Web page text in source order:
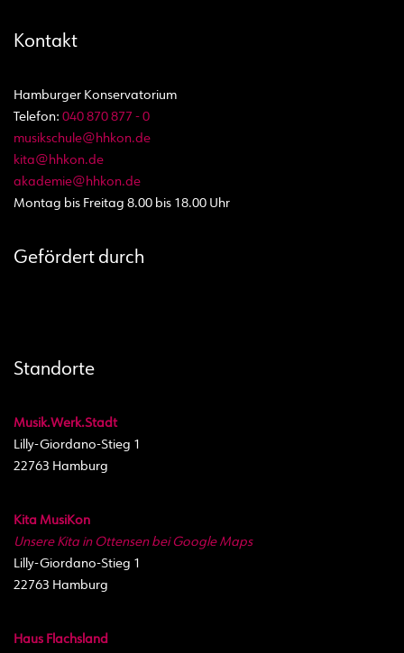
Kontakt
Hamburger Konservatorium
Telefon: 040 870 877 - 0
musikschule@hhkon.de
kita@hhkon.de
akademie@hhkon.de
Montag bis Freitag 8.00 bis 18.00 Uhr
Gefördert durch
Standorte
Musik.Werk.Stadt
Lilly-Giordano-Stieg 1
22763 Hamburg
Kita MusiKon
Unsere Kita in Ottensen bei Google Maps
Lilly-Giordano-Stieg 1
22763 Hamburg
Haus Flachsland